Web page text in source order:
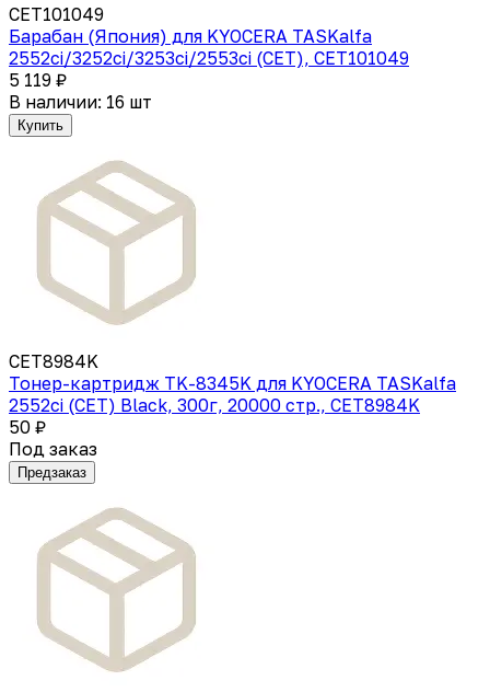
CET101049
Барабан (Япония) для KYOCERA TASKalfa
2552ci/3252ci/3253ci/2553ci (CET), CET101049
5 119 ₽
В наличии: 16 шт
Купить
CET8984K
Тонер-картридж TK-8345K для KYOCERA TASKalfa
2552ci (CET) Black, 300г, 20000 стр., CET8984K
50 ₽
Под заказ
Предзаказ